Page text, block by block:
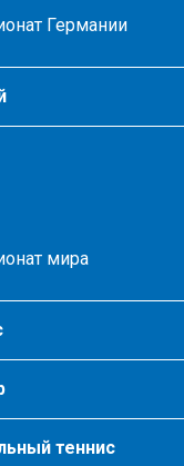
Германии
мира
теннис